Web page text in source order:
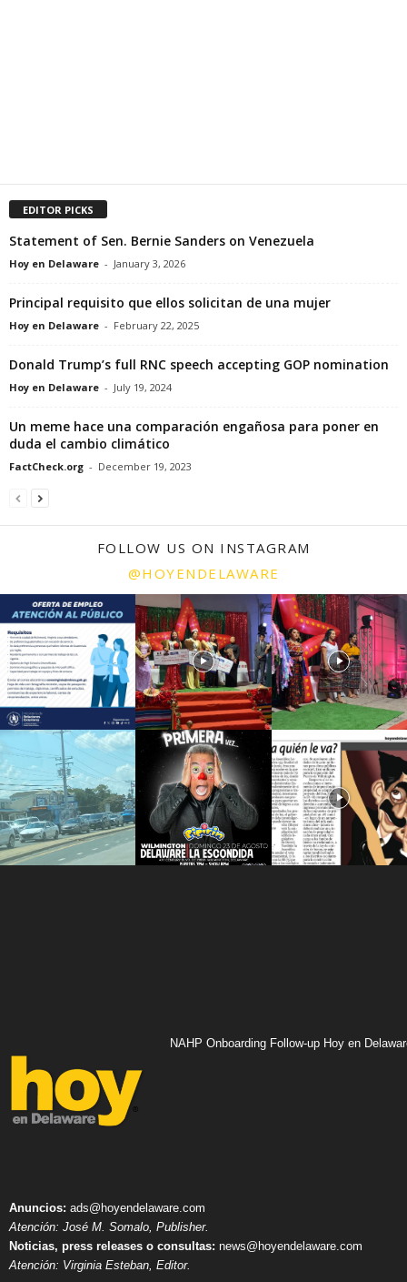
EDITOR PICKS
Statement of Sen. Bernie Sanders on Venezuela
Hoy en Delaware - January 3, 2026
Principal requisito que ellos solicitan de una mujer
Hoy en Delaware - February 22, 2025
Donald Trump’s full RNC speech accepting GOP nomination
Hoy en Delaware - July 19, 2024
Un meme hace una comparación engañosa para poner en
duda el cambio climático
FactCheck.org - December 19, 2023
FOLLOW US ON INSTAGRAM
@HOYENDELAWARE
NAHP Onboarding Follow-up Hoy en
Anuncios: ads@hoyendelaware.com
Atención: José M. Somalo, Publisher.
Noticias, press releases o consultas: news@hoyendelaware.com
Atención: Virginia Esteban, Editor.